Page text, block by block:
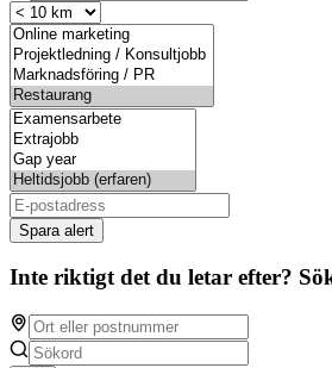
Spara alert
Inte riktigt det du letar efter?